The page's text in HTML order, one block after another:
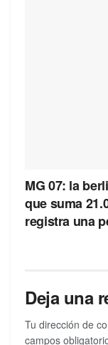
MG 07: la
que suma
registra una
Deja una
Tu dirección de
campos